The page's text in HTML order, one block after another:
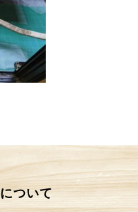
について